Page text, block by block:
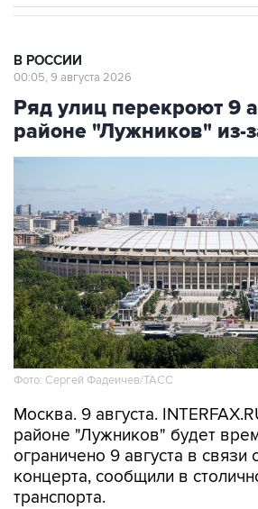
В РОССИИ
00:05, 9 августа 2026
Ряд улиц перекроют 9
районе "Лужников" из-
Фото: Сергей Фадеичев/ТАСС
Москва. 9 августа.
районе "Лужников" будет
ограничено 9 августа в
концерта, сообщили в
транспорта.